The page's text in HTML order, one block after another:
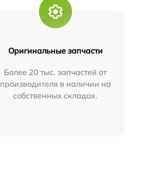
Оригинальные запчасти
Более 20 тыс. запчастей от
производителя в наличии на
собственных складах.